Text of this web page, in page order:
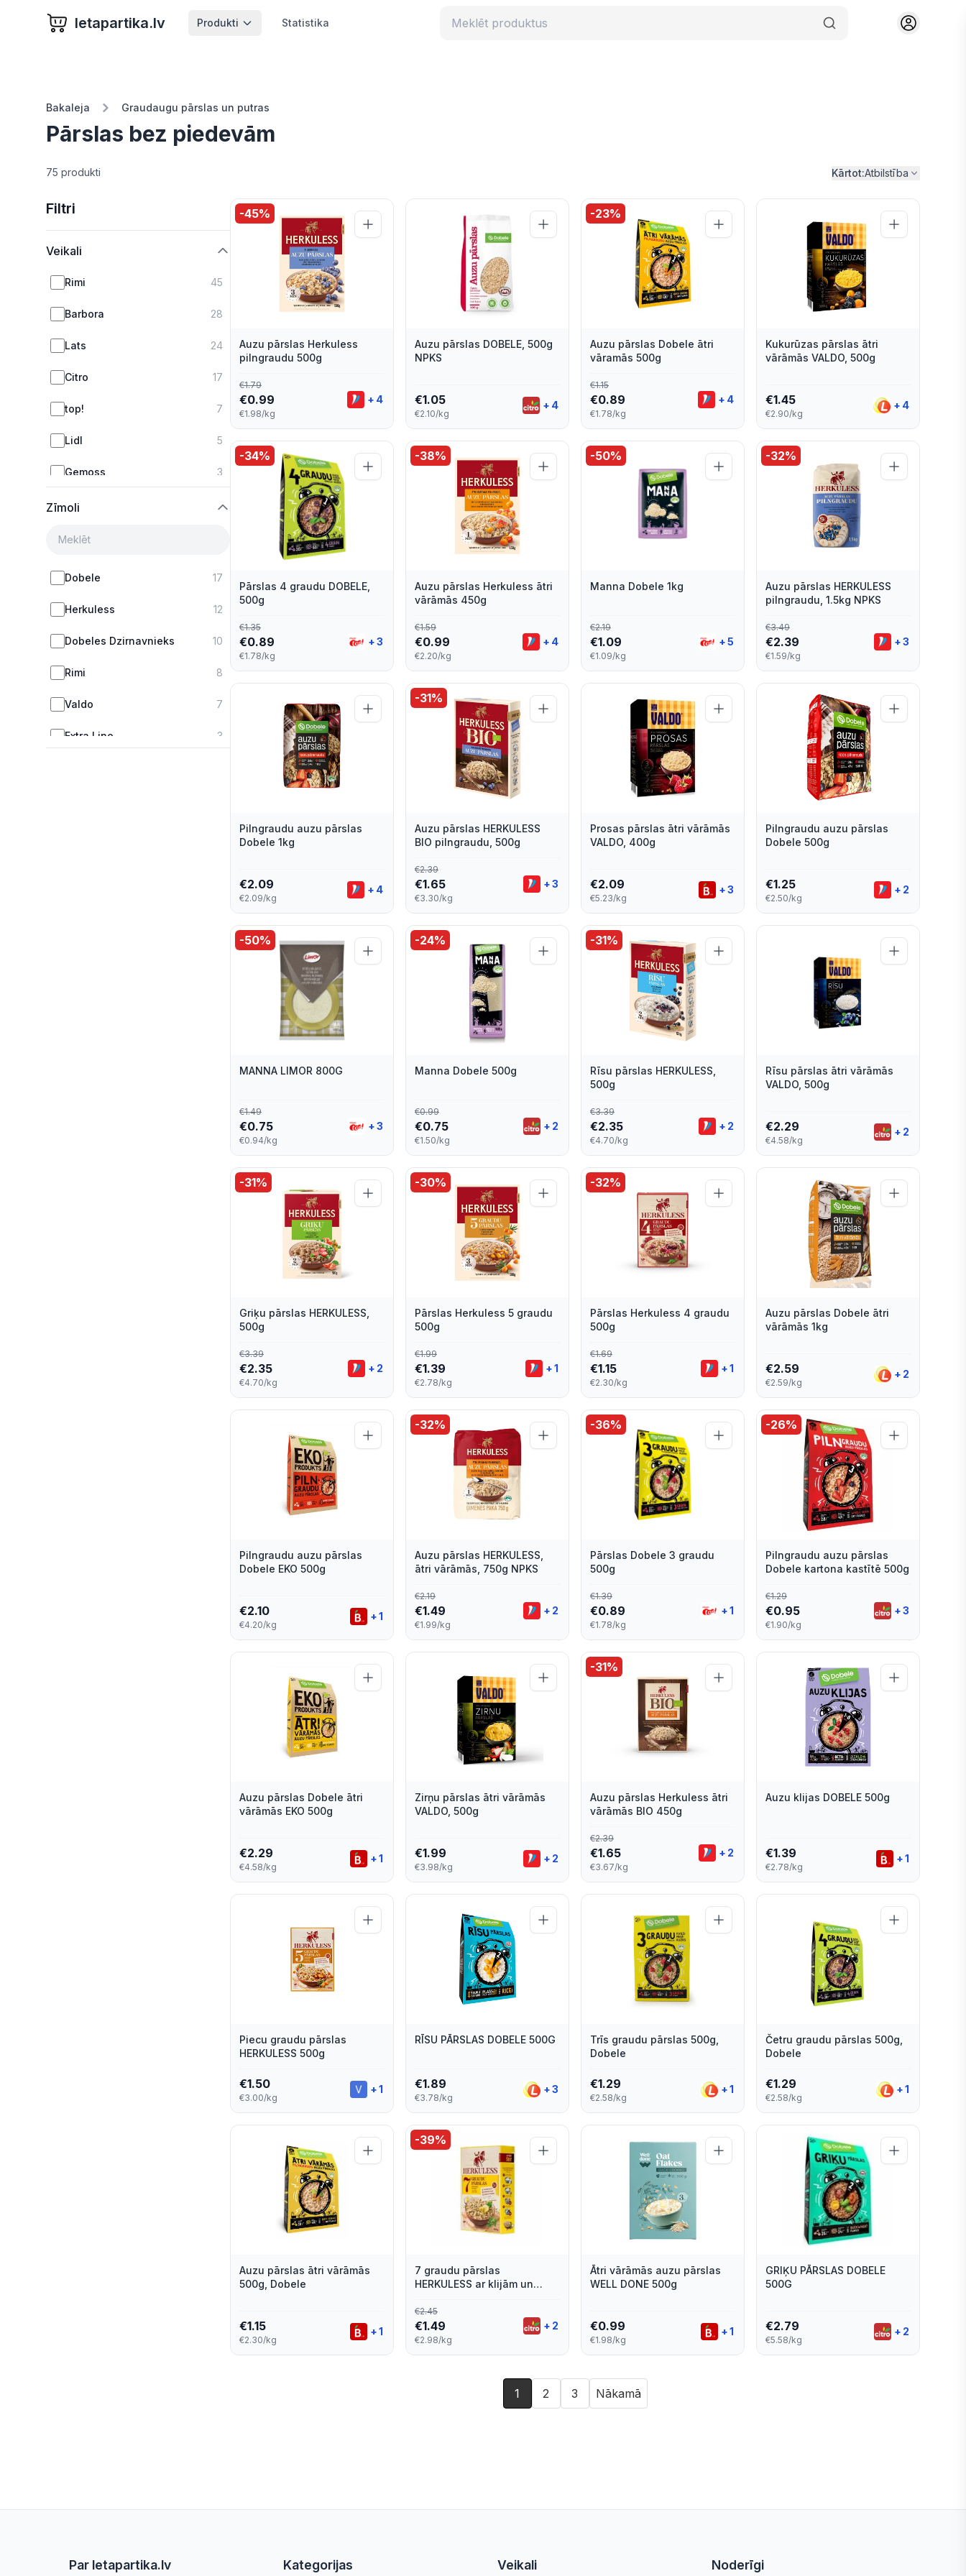
letapartika.lv Produkti Statistika
Bakaleja Graudaugu pārslas un putras
Pārslas bez piedevām
75 produkti Kārtot:Atbilstība
Filtri
Veikali
Rimi 45
Barbora 28
Lats 24
Citro 17
top! 7
Lidl 5
Gemoss 3
Velto 2
Promo C&C
Zīmoli
Dobele 17
Herkuless 12
Dobeles Dzirnavnieks 10
Rimi 8
Valdo 7
Extra Line 3
-45%
Auzu pārslas Herkuless
pilngraudu 500g
€1.79
€0.99
€1.98/kg
+ 4
Auzu pārslas DOBELE, 500g
NPKS
€1.05
€2.10/kg
+ 4
-23%
Auzu pārslas Dobele ātri
vāramās 500g
€1.15
€0.89
€1.78/kg
+ 4
Kukurūzas pārslas ātri
vārāmās VALDO, 500g
€1.45
€2.90/kg
+ 4
-34%
Pārslas 4 graudu DOBELE,
500g
€1.35
€0.89
€1.78/kg
+3
-38%
Auzu pārslas Herkuless ātri
vārāmās 450g
€1.59
€0.99
€2.20/kg
+ 4
-50%
Manna Dobele 1kg
€2.19
€1.09
€1.09/kg
+5
-32%
Auzu pārslas HERKULESS
pilngraudu, 1.5kg NPKS
€3.49
€2.39
€1.59/kg
+3
Pilngraudu auzu pārslas
Dobele 1kg
€2.09
€2.09/kg
+ 4
-31%
Auzu pārslas HERKULESS
BIO pilngraudu, 500g
€2.39
€1.65
€3.30/kg
+3
Prosas pārslas ātri vārāmās
VALDO, 400g
€2.09
€5.23/kg
+3
Pilngraudu auzu pārslas
Dobele 500g
€1.25
€2.50/kg
+ 2
-50%
MANNA LIMOR 800G
€1.49
€0.75
€0.94/kg
+3
-24%
Manna Dobele 500g
€0.99
€0.75
€1.50/kg
+ 2
-31%
Rīsu pārslas HERKULESS,
500g
€3.39
€2.35
€4.70/kg
+ 2
Rīsu pārslas ātri vārāmās
VALDO, 500g
€2.29
€4.58/kg
+ 2
-31%
Griķu pārslas HERKULESS,
500g
€3.39
€2.35
€4.70/kg
+ 2
-30%
Pārslas Herkuless 5 graudu
500g
€1.99
€1.39
€2.78/kg
+1
-32%
Pārslas Herkuless 4 graudu
500g
€1.69
€1.15
€2.30/kg
+1
Auzu pārslas Dobele ātri
vārāmās 1kg
€2.59
€2.59/kg
+ 2
Pilngraudu auzu pārslas
Dobele EKO 500g
€2.10
€4.20/kg
+1
-32%
Auzu pārslas HERKULESS,
ātri vārāmās, 750g NPKS
€2.19
€1.49
€1.99/kg
+ 2
-36%
Pārslas Dobele 3 graudu
500g
€1.39
€0.89
€1.78/kg
+1
-26%
Pilngraudu auzu pārslas
Dobele kartona kastītē 500g
€1.29
€0.95
€1.90/kg
+3
Auzu pārslas Dobele ātri
vārāmās EKO 500g
€2.29
€4.58/kg
+1
Zirņu pārslas ātri vārāmās
VALDO, 500g
€1.99
€3.98/kg
+ 2
-31%
Auzu pārslas Herkuless ātri
vārāmās BIO 450g
€2.39
€1.65
€3.67/kg
+ 2
Auzu klijas DOBELE 500g
€1.39
€2.78/kg
+1
Piecu graudu pārslas
HERKULESS 500g
€1.50
€3.00/kg
+1
RĪSU PĀRSLAS DOBELE 500G
€1.89
€3.78/kg
+3
Trīs graudu pārslas 500g,
Dobele
€1.29
€2.58/kg
+1
Četru graudu pārslas 500g,
Dobele
€1.29
€2.58/kg
+1
Auzu pārslas ātri vārāmās
500g, Dobele
€1.15
€2.30/kg
+1
-39%
7 graudu pārslas
HERKULESS ar klijām un
€2.45
€1.49
€2.98/kg
+ 2
Ātri vārāmās auzu pārslas
WELL DONE 500g
€0.99
€1.98/kg
+1
GRIĶU PĀRSLAS DOBELE
500G
€2.79
€5.58/kg
+ 2
1 2 3 Nākamā
Par letapartika.lv Kategorijas Veikali Noderīgi